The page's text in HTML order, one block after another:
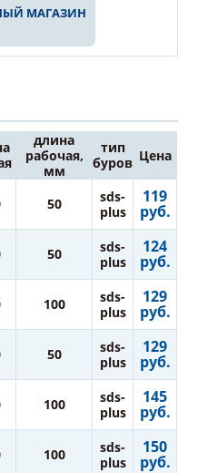
МАГАЗИН
длина
рабочая,
мм
тип
буров Цена
50
sds-
plus
119
руб.
50
sds-
plus
124
руб.
100
sds-
plus
129
руб.
50
sds-
plus
129
руб.
100
sds-
plus
145
руб.
100
sds-
plus
150
руб.